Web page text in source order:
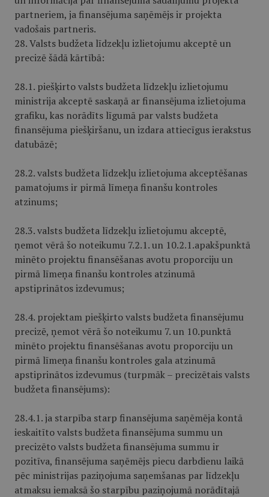
partneriem, ja finansējuma saņēmējs ir projekta
vadošais partneris.
28. Valsts budžeta līdzekļu izlietojumu akceptē un
precizē šādā kārtībā:
28.1. piešķirto valsts budžeta līdzekļu izlietojumu
ministrija akceptē saskaņā ar finansējuma izlietojuma
grafiku, kas norādīts līgumā par valsts budžeta
finansējuma piešķiršanu, un izdara attiecīgus ierakstus
datubāzē;
28.2. valsts budžeta līdzekļu izlietojuma akceptēšanas
pamatojums ir pirmā līmeņa finanšu kontroles
atzinums;
28.3. valsts budžeta līdzekļu izlietojumu akceptē,
ņemot vērā šo noteikumu 7.2.1. un 10.2.1.apakšpunktā
minēto projektu finansēšanas avotu proporciju un
pirmā līmeņa finanšu kontroles atzinumā
apstiprinātos izdevumus;
28.4. projektam piešķirto valsts budžeta finansējumu
precizē, ņemot vērā šo noteikumu 7. un 10.punktā
minēto projektu finansēšanas avotu proporciju un
pirmā līmeņa finanšu kontroles gala atzinumā
apstiprinātos izdevumus (turpmāk – precizētais valsts
budžeta finansējums):
28.4.1. ja starpība starp finansējuma saņēmēja kontā
ieskaitīto valsts budžeta finansējuma summu un
precizēto valsts budžeta finansējuma summu ir
pozitīva, finansējuma saņēmējs piecu darbdienu laikā
pēc ministrijas paziņojuma saņemšanas par līdzekļu
atmaksu iemaksā šo starpību paziņojumā norādītajā